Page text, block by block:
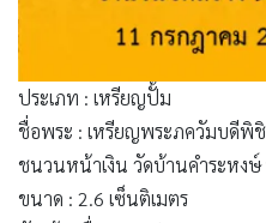
ประเภท : เหรียญปั้ม
ชื่อพระ : เหรียญพระภควัมบดีพิ
ชนวนหน้าเงิน วัดบ้านคำระหงษ์
ขนาด : 2.6 เซ็นติเมตร